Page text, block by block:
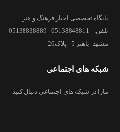
پایگاه تخصصی اخبار فرهنگ و هنر
تلفن: - 05138848811 - 05138838889
مشهد- باهنر 5 - پلاک20
شبکه های اجتماعی
مارا در شبکه های اجتماعی دنبال کنید